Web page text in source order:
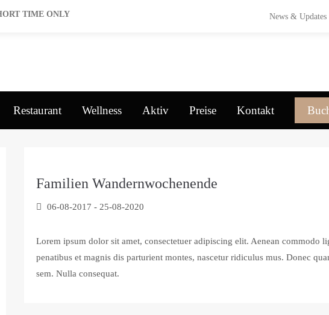
TIME ONLY News & Updates
Restaurant Wellness Aktiv Preise Kontakt
Familien Wandernwochenende
06-08-2017 - 25-08-2020
Lorem ipsum dolor sit amet, consectetuer adipiscing elit. Aenean commodo
penatibus et magnis dis parturient montes, nascetur ridiculus mus. Donec
sem. Nulla consequat.